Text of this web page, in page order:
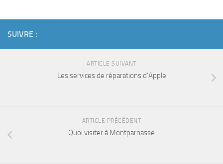
SUIVRE :
ARTICLE SUIVANT
Les services de réparations d’Apple
ARTICLE PRÉCÉDENT
Quoi visiter à Montparnasse